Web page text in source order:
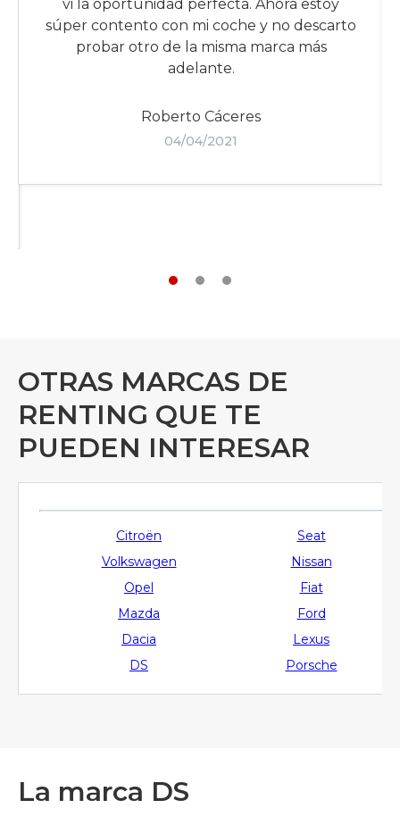
vi la oportunidad perfecta. Ahora estoy
súper contento con mi coche y no descarto
probar otro de la misma marca más
adelante.
Roberto Cáceres
04/04/2021
OTRAS MARCAS DE
RENTING QUE TE
PUEDEN INTERESAR
Citroën
Seat
Volkswagen
Nissan
Opel
Fiat
Mazda
Ford
Dacia
Lexus
DS
Porsche
La marca DS